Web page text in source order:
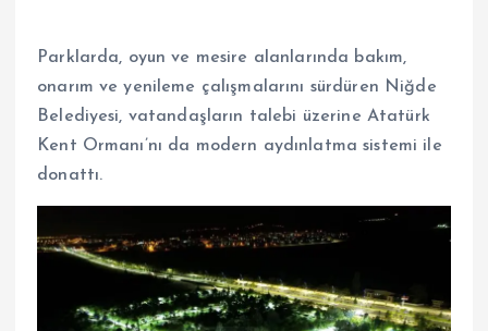
Parklarda, oyun ve mesire alanlarında bakım,
onarım ve yenileme çalışmalarını sürdüren Niğde
Belediyesi, vatandaşların talebi üzerine Atatürk
Kent Ormanı’nı da modern aydınlatma sistemi ile
donattı.